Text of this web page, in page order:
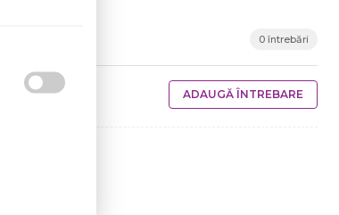
0 întrebări
ADAUGĂ ÎNTREBARE